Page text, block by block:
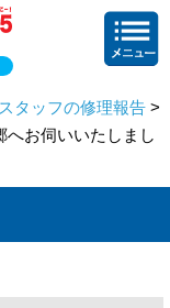
スタッフの修理報告 >
お伺いいたしまし